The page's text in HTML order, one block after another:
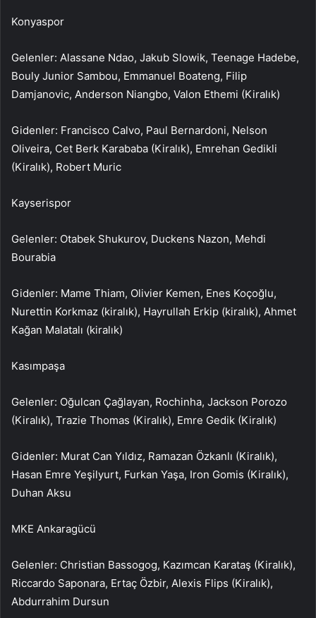
Konyaspor
Gelenler: Alassane Ndao, Jakub Slowik, Teenage Hadebe,
Bouly Junior Sambou, Emmanuel Boateng, Filip
Damjanovic, Anderson Niangbo, Valon Ethemi (Kiralık)
Gidenler: Francisco Calvo, Paul Bernardoni, Nelson
Oliveira, Cet Berk Karababa (Kiralık), Emrehan Gedikli
(Kiralık), Robert Muric
Kayserispor
Gelenler: Otabek Shukurov, Duckens Nazon, Mehdi
Bourabia
Gidenler: Mame Thiam, Olivier Kemen, Enes Koçoğlu,
Nurettin Korkmaz (kiralık), Hayrullah Erkip (kiralık), Ahmet
Kağan Malatalı (kiralık)
Kasımpaşa
Gelenler: Oğulcan Çağlayan, Rochinha, Jackson Porozo
(Kiralık), Trazie Thomas (Kiralık), Emre Gedik (Kiralık)
Gidenler: Murat Can Yıldız, Ramazan Özkanlı (Kiralık),
Hasan Emre Yeşilyurt, Furkan Yaşa, Iron Gomis (Kiralık),
Duhan Aksu
MKE Ankaragücü
Gelenler: Christian Bassogog, Kazımcan Karataş (Kiralık),
Riccardo Saponara, Ertaç Özbir, Alexis Flips (Kiralık),
Abdurrahim Dursun